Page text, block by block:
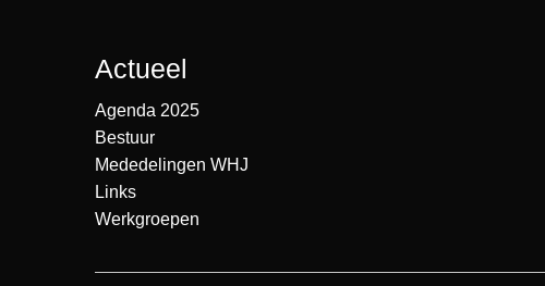
Actueel
Agenda 2025
Bestuur
Mededelingen WHJ
Links
Werkgroepen